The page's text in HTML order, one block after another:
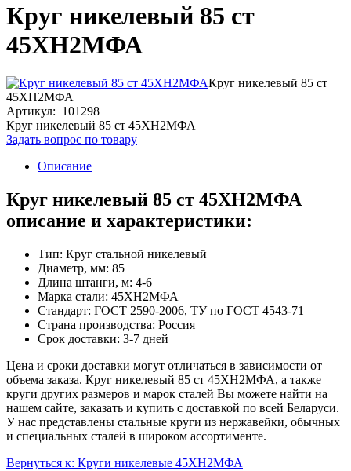
Круг никелевый 85 ст
45ХН2МФА
Круг никелевый 85 ст
45ХН2МФА
Артикул: 101298
Круг никелевый 85 ст 45ХН2МФА
Задать вопрос по товару
Описание
Круг никелевый 85 ст 45ХН2МФА
описание и характеристики:
Тип: Круг стальной никелевый
Диаметр, мм: 85
Длина штанги, м: 4-6
Марка стали: 45ХН2МФА
Стандарт: ГОСТ 2590-2006, ТУ по ГОСТ 4543-71
Страна производства: Россия
Срок доставки: 3-7 дней
Цена и сроки доставки могут отличаться в зависимости от
объема заказа. Круг никелевый 85 ст 45ХН2МФА, а также
круги других размеров и марок сталей Вы можете найти на
нашем сайте, заказать и купить с доставкой по всей Беларуси.
У нас представлены стальные круги из нержавейки, обычных
и специальных сталей в широком ассортименте.
Вернуться к: Круги никелевые 45ХН2МФА